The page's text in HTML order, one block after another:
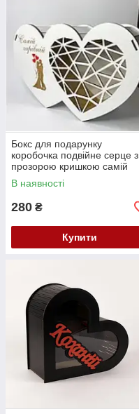
Бокс для подарунку
коробочка подвійне серце з
прозорою кришкою самій
чарівній
В наявності
280 ₴
Купити